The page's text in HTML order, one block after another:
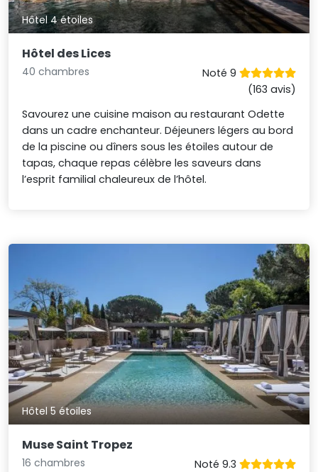
Hôtel 4 étoiles
Hôtel des Lices
40 chambres
Noté 9
(163 avis)
Savourez une cuisine maison au restaurant Odette
dans un cadre enchanteur. Déjeuners légers au bord
de la piscine ou dîners sous les étoiles autour de
tapas, chaque repas célèbre les saveurs dans
l’esprit familial chaleureux de l’hôtel.
Hôtel 5 étoiles
Muse Saint Tropez
16 chambres
Noté 9.3